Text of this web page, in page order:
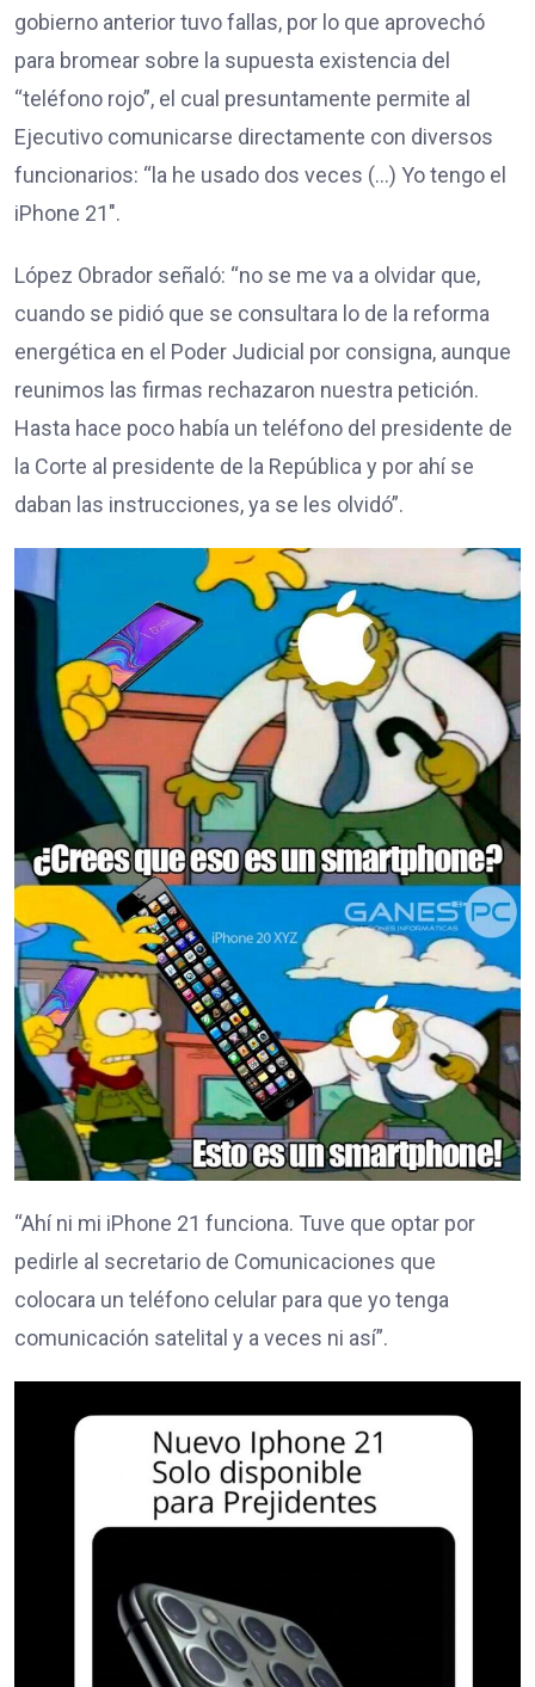
gobierno anterior tuvo fallas, por lo que aprovechó
para bromear sobre la supuesta existencia del
“teléfono rojo”, el cual presuntamente permite al
Ejecutivo comunicarse directamente con diversos
funcionarios: “la he usado dos veces (…) Yo tengo el
iPhone 21″.
López Obrador señaló: “no se me va a olvidar que,
cuando se pidió que se consultara lo de la reforma
energética en el Poder Judicial por consigna, aunque
reunimos las firmas rechazaron nuestra petición.
Hasta hace poco había un teléfono del presidente de
la Corte al presidente de la República y por ahí se
daban las instrucciones, ya se les olvidó”.
“Ahí ni mi iPhone 21 funciona. Tuve que optar por
pedirle al secretario de Comunicaciones que
colocara un teléfono celular para que yo tenga
comunicación satelital y a veces ni así”.